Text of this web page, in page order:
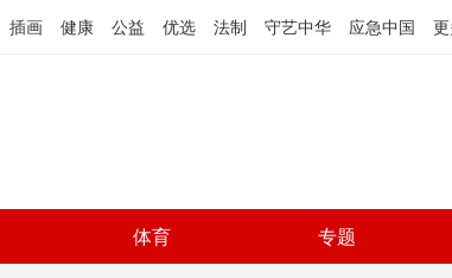
插画 健康 公益 优选 法制 守艺中华 应急中国
体育 专题